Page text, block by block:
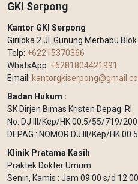
GKI Serpong
Kantor GKI Serpong
Giriloka 2 Jl. Gunung Merbabu Blok
Telp: +62215370366
WhatsApp: +6281804421991
Email:
Badan Hukum :
SK Dirjen Bimas Kristen Depag. RI
No: DJ III/Kep/HK.00.5/55/719/
DEPAG : NOMOR DJ III/Kep/
Klinik Pratama Kasih
Praktek Dokter Umum
Senin, Kamis : Jam 09.00 s/d